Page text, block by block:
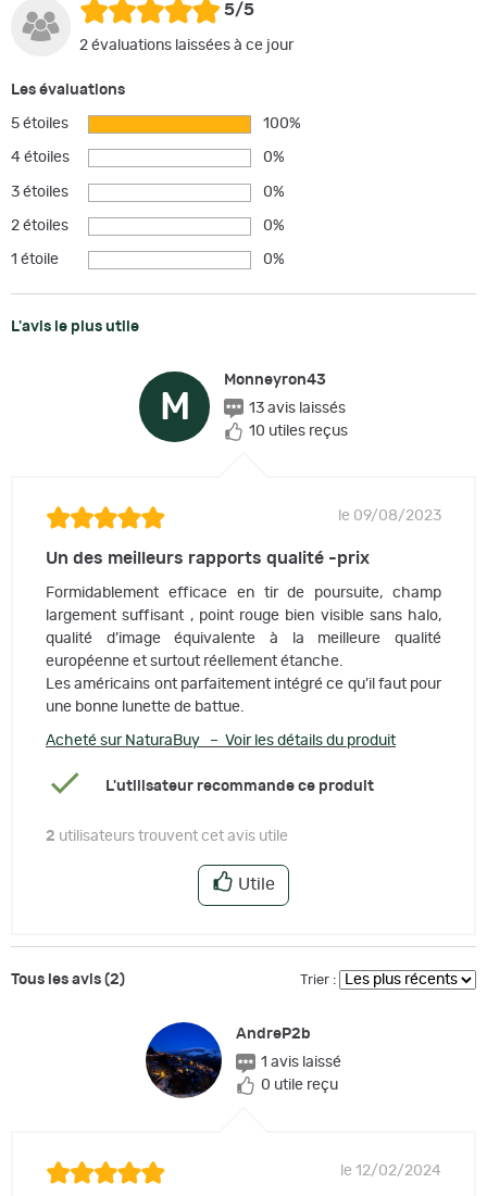
5/5
2 évaluations laissées à ce jour
Les évaluations
5 étoiles 100%
4 étoiles 0%
3 étoiles 0%
2 étoiles 0%
1 étoile 0%
L'avis le plus utile
M
Monneyron43
13 avis laissés
10 utiles reçus
le 09/08/2023
Un des meilleurs rapports qualité -prix
Formidablement efficace en tir de poursuite, champ
largement suffisant , point rouge bien visible sans halo,
qualité d’image équivalente à la meilleure qualité
européenne et surtout réellement étanche.
Les américains ont parfaitement intégré ce qu’il faut pour
une bonne lunette de battue.
Acheté sur NaturaBuy – Voir les détails du produit
L'utilisateur recommande ce produit
2 utilisateurs trouvent cet avis utile
Utile
Tous les avis (2) Trier :
AndreP2b
1 avis laissé
0 utile reçu
le 12/02/2024